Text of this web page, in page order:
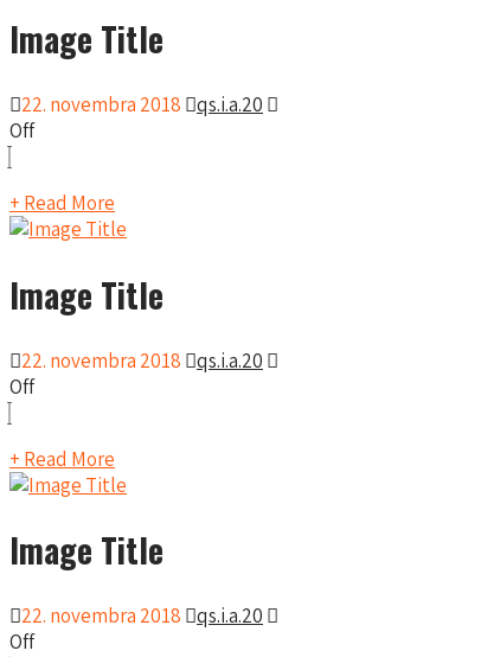
Image Title
22. novembra 2018
qs.i.a.20
Off
+ Read More
Image Title
22. novembra 2018
qs.i.a.20
Off
+ Read More
Image Title
22. novembra 2018
qs.i.a.20
Off